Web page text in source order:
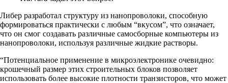
Либер разработал структуру из нанопроволоки, способную
формироваться практически с любым “вкусом”, что означает,
что он смог создавать различные самосборные компьютеры из
нанопроволоки, используя различные жидкие растворы.
“Потенциальное применение в микроэлектронике очевидно:
крошечный размер этих строительных блоков позволяет
использовать более высокие плотности транзисторов, что может